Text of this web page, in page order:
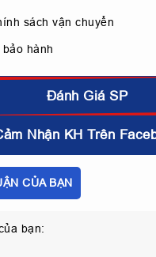
sách vận chuyển
hành
Đánh Giá SP
Nhận KH Trên
CỦA BẠN
bạn: